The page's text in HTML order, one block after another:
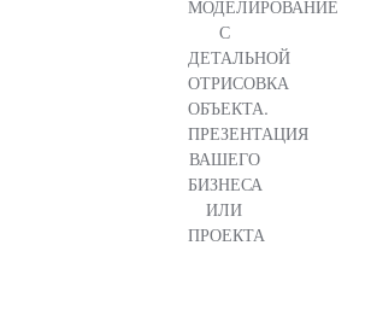
МОДЕЛИРОВАНИЕ
С
ДЕТАЛЬНОЙ
ОТРИСОВКА
ОБЪЕКТА.
ПРЕЗЕНТАЦИЯ
ВАШЕГО
БИЗНЕСА
ИЛИ
ПРОЕКТА